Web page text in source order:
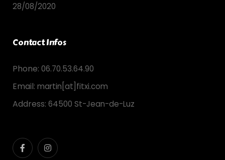
28/08/2020
Contact Infos
Phone: 06.70.53.64.90
Email: martin[at]fitxi.com
Address: 64500 St-Jean-de-Luz